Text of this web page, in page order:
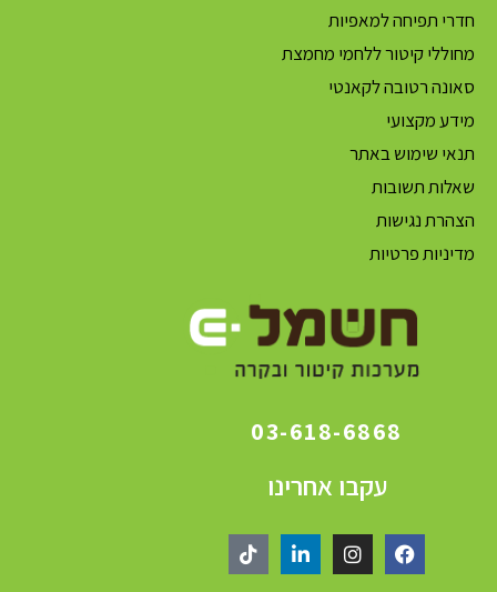
חדרי תפיחה למאפיות
מחוללי קיטור ללחמי מחמצת
סאונה רטובה לקאנטי
מידע מקצועי
תנאי שימוש באתר
שאלות תשובות
הצהרת נגישות
מדיניות פרטיות
03-618-6868
עקבו אחרינו